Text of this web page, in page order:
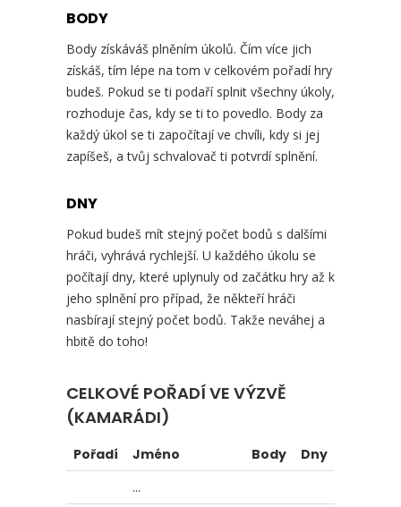
BODY
Body získáváš plněním úkolů. Čím více jich
získáš, tím lépe na tom v celkovém pořadí hry
budeš. Pokud se ti podaří splnit všechny úkoly,
rozhoduje čas, kdy se ti to povedlo. Body za
každý úkol se ti započítají ve chvíli, kdy si jej
zapíšeš, a tvůj schvalovač ti potvrdí splnění.
DNY
Pokud budeš mít stejný počet bodů s dalšími
hráči, vyhrává rychlejší. U každého úkolu se
počítají dny, které uplynuly od začátku hry až k
jeho splnění pro případ, že někteří hráči
nasbírají stejný počet bodů. Takže neváhej a
hbitě do toho!
CELKOVÉ POŘADÍ VE VÝZVĚ
(KAMARÁDI)
Pořadí Jméno Body
Dny
...